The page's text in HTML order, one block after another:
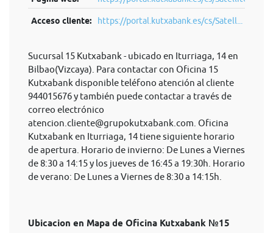
Acceso cliente: https://portal.kutxabank.es/cs/Satell...
Sucursal 15 Kutxabank - ubicado en Iturriaga, 14 en
Bilbao(Vizcaya). Para contactar con Oficina 15
Kutxabank disponible teléfono atención al cliente
944015676 y también puede contactar a través de
correo electrónico
atencion.cliente@grupokutxabank.com . Oficina
Kutxabank en Iturriaga, 14 tiene siguiente horario
de apertura. Horario de invierno: De Lunes a Viernes
de 8:30 a 14:15 y los jueves de 16:45 a 19:30h. Horario
de verano: De Lunes a Viernes de 8:30 a 14:15h.
Ubicacion en Mapa de Oficina Kutxabank №15